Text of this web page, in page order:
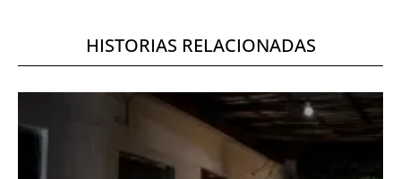
HISTORIAS RELACIONADAS